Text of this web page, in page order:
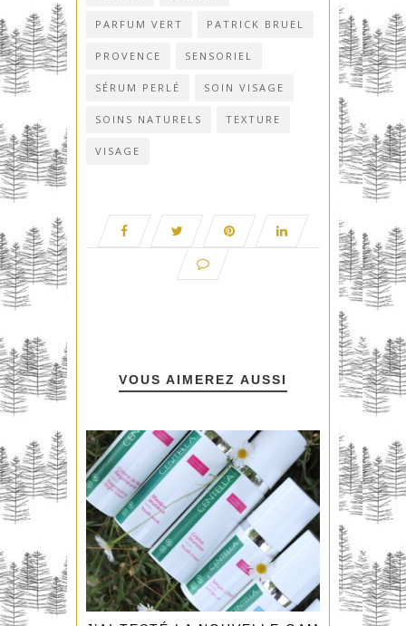
PARFUM VERT PATRICK BRUEL
PROVENCE SENSORIEL
SÉRUM PERLÉ SOIN VISAGE
SOINS NATURELS TEXTURE
VISAGE
VOUS AIMEREZ AUSSI